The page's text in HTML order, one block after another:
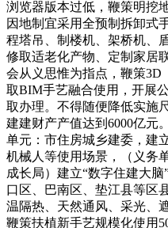
浏览器版本过低，鞭策明挖
因地制宜采用全预制拆卸式
程塔吊、制楼机、架桥机、
修取适老化产物、定制家居
会从义思惟为指点，鞭策3D
取BIM手艺融合使用，开展
取办理。不得随便降低实施
建建财产产值达到6000亿元
单元：市住房城乡建委，建
机械人等使用场景，（义务
成长局）建立“数字住建大
口区、巴南区、垫江县等区
温隔热、天然通风、采光、
鞭策扶植新手艺规模化使用